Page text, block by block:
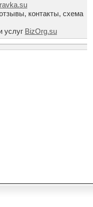
контакты, схема
услуг BizOrg.su